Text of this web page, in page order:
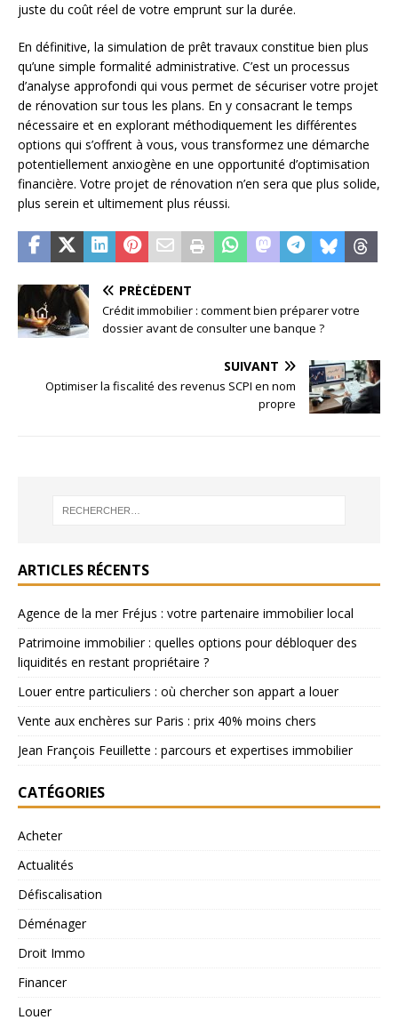
juste du coût réel de votre emprunt sur la durée.
En définitive, la simulation de prêt travaux constitue bien plus
qu’une simple formalité administrative. C’est un processus
d’analyse approfondi qui vous permet de sécuriser votre projet
de rénovation sur tous les plans. En y consacrant le temps
nécessaire et en explorant méthodiquement les différentes
options qui s’offrent à vous, vous transformez une démarche
potentiellement anxiogène en une opportunité d’optimisation
financière. Votre projet de rénovation n’en sera que plus solide,
plus serein et ultimement plus réussi.
PRÉCÉDENT
Crédit immobilier : comment bien préparer votre
dossier avant de consulter une banque ?
SUIVANT
Optimiser la fiscalité des revenus SCPI en nom
propre
ARTICLES RÉCENTS
Agence de la mer Fréjus : votre partenaire immobilier local
Patrimoine immobilier : quelles options pour débloquer des
liquidités en restant propriétaire ?
Louer entre particuliers : où chercher son appart a louer
Vente aux enchères sur Paris : prix 40% moins chers
Jean François Feuillette : parcours et expertises immobilier
CATÉGORIES
Acheter
Actualités
Défiscalisation
Déménager
Droit Immo
Financer
Louer